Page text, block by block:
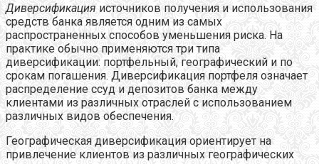
Диверсификация источников получения и использования
средств банка является одним из самых
распространенных способов уменьшения риска. На
практике обычно применяются три типа
диверсификации: портфельный, географический и по
срокам погашения. Диверсификация портфеля означает
распределение ссуд и депозитов банка между
клиентами из различных отраслей с использованием
различных видов обеспечения.
Географическая диверсификация ориентирует на
привлечение клиентов из различных географических